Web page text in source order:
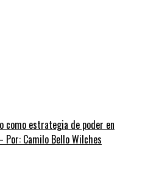
como estrategia de poder en
Camilo Bello Wilches